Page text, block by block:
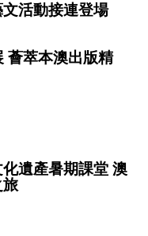
活動接連登場
薈萃本澳出版精
遺產暑期課堂 澳
旅